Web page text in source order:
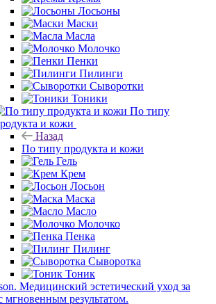
Лосьоны
Маски
Масла
Молочко
Пенки
Пилинги
Сыворотки
Тоники
По типу
и кожи
Назад
По типу продукта и кожи
Гель
Крем
Лосьон
Маска
Масло
Молочко
Пенка
Пилинг
Сыворотка
Тоник